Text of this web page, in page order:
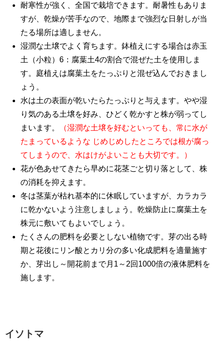
耐寒性が強く、全国で栽培できます。耐暑性もありま
すが、乾燥が苦手なので、地際まで強烈な日射しが当
たる場所は適しません。
湿潤な土壌でよく育ちます。鉢植えにする場合は赤玉
土（小粒）6：腐葉土4の割合で混ぜた土を使用しま
す。庭植えは腐葉土をたっぷりと混ぜ込んでおきまし
ょう。
水は土の表面が乾いたらたっぷりと与えます。やや湿
り気のある土壌を好み、ひどく乾かすと株が弱ってし
まいます。
（湿潤な土壌を好むといっても、常に水が
たまっているような じめじめしたところでは根が腐っ
てしまうので、水はけがよいことも大切です。）
花が色あせてきたら早めに花茎ごと切り落として、株
の消耗を抑えます。
冬は茎葉が枯れ基本的に休眠していますが、カラカラ
に乾かないよう注意しましょう。乾燥防止に腐葉土を
株元に敷いてもよいでしょう。
たくさんの肥料を必要としない植物です。芽の出る時
期と花後にリン酸とカリ分の多い化成肥料を適量施す
か、芽出し～開花前まで月1～2回1000倍の液体肥料を
施します。
イソトマ